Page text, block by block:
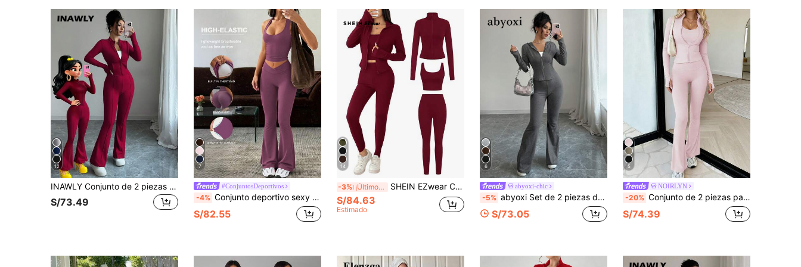
12
INAWLY Conjunto de 2 piezas de chaqueta corta con cremallera ajustada y pantalones acampanados para mujer
S/73.49
7
#ConjuntosDeportivos
-4% Conjunto deportivo sexy de verano para mujer con top de tirantes de cuello en V y pantalones de cintura alta, adecuado para deportes, yoga, fitness elegante
S/82.55
14
-3% ¡Últimos 3 días SHEIN EZwear Conjunto deportivo de punto rojo para mujer, primavera/verano
S/84.63
Estimado
6
abyoxi-chic
-5% abyoxi Set de 2 piezas de chaqueta con capucha con cremallera y pantalones acampanados de unicolor, ropa deportiva de moda casual, adecuada para uso al aire libre, calle, deportes, uso diario, para mostrar el encanto personal de la mujer en otoño/invierno y primavera
S/73.05
5
NOIRLYN
-20% Conjunto de 2 piezas para mujer de otoño/invierno: chaqueta de manga larga con cuello alto y cremallera de unicolor & pantalones acampanados de cintura alta con control de abdomen y levantamiento de glúteos en color rosa
S/74.39